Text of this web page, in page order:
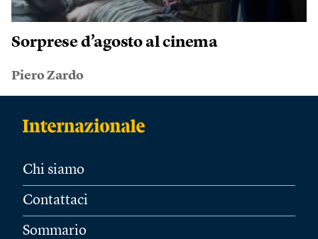
Sorprese d’agosto al cinema
Piero Zardo
Chi siamo
Contattaci
Sommario